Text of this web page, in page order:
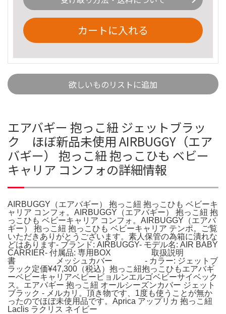
カートに入れる
欲しいものリストに追加
エアバギー 抱っこ紐 ジェットブラッ
ク ほぼ新品未使用 AIRBUGGY（エア
バギー） 抱っこ紐 抱っこひも ベビー
キャリア コンフォの詳細情報
AIRBUGGY（エアバギー） 抱っこ紐 抱っこひも ベビーキ
ャリア コンフォ。AIRBUGGY（エアバギー） 抱っこ紐 抱
っこひも ベビーキャリア コンフォ。AIRBUGGY（エアバ
ギー） 抱っこ紐 抱っこひも ベビーキャリア テンポ。ご覧
いただきありがとうございます。素人保管の為箱に潰れな
どはあります- ブランド: AIRBUGGY- モデル名: AIR BABY
CARRIER- 付属品: 専用BOX 取扱説明
書 メッシュカバー - カラー: ジェットブ
ラック定価¥47,300（税込）抱っこ紐抱っこひもエアバギ
ーベビーキャリアベビービョルンエルゴベビーサイベック
ス。エアバギー 抱っこ紐 オールシーズンカバー ジェット
ブラック - メルカリ。頂き物です、1度も使うことが無か
ったのでほぼ未使用品です。Aprica アップリカ 抱っこ紐
Laclis ラクリス ネイビー